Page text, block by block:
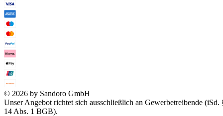
© 2026 by Sandoro GmbH
Unser Angebot richtet sich ausschließlich an Gewerbetreibende (iSd.
14 Abs. 1 BGB).